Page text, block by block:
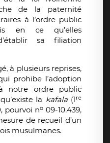
de la paternité
à l’ordre public
en ce qu’elles
sa filiation
à plusieurs reprises,
prohibe l’adoption
notre ordre public
la kafala(1re
pourvoi no09-10.439,
de recueil d’un
musulmanes.